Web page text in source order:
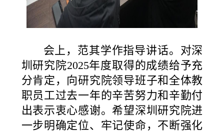
会上，范其学作指导讲话。对深
圳研究院2025年度取得的成绩给予充
分肯定，向研究院领导班子和全体教
职员工过去一年的辛苦努力和辛勤付
出表示衷心感谢。希望深圳研究院进
一步明确定位、牢记使命，不断强化